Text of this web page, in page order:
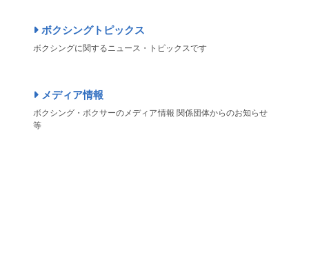
ボクシングトピックス
ボクシングに関するニュース・トピックスです
メディア情報
ボクシング・ボクサーのメディア情報 関係団体からのお知らせ
等